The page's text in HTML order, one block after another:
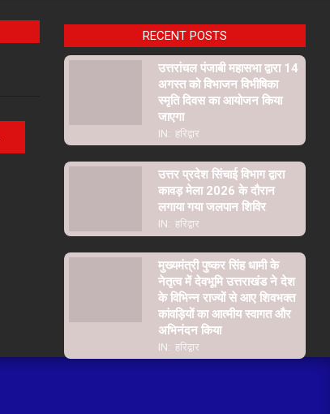
RECENT POSTS
उत्तरांचल पंजाबी महासभा द्वारा 14
अगस्त को विभाजन विभीषिका
स्मृति दिवस का आयोजन किया
जाएगा
IN: हरिद्वार
उत्तर प्रदेश सिंचाई विभाग द्वारा
कावड़ मेला 2026 के दौरान
लगाया गया जलपान शिविर
IN: हरिद्वार
मुख्यमंत्री पुष्कर सिंह धामी के
नेतृत्व में देवभूमि उत्तराखंड ने देश
के विभिन्न राज्यों से आए शिवभक्त
कांवड़ियों का आत्मीय स्वागत और
अभिनंदन किया
IN: हरिद्वार